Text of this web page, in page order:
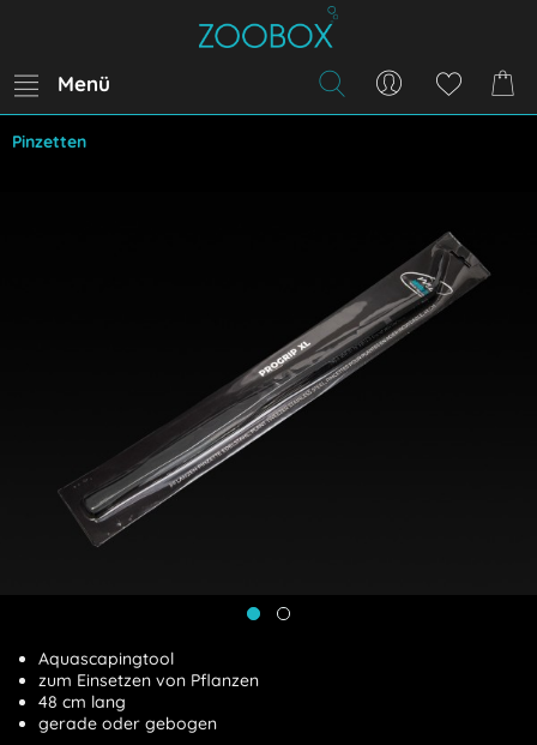
Menü
Pinzetten
Aquascapingtool
zum Einsetzen von Pflanzen
48 cm lang
gerade oder gebogen